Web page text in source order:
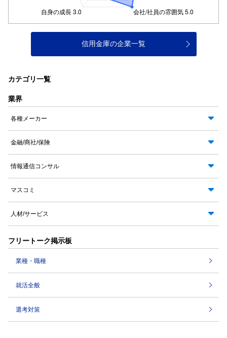
信用金庫の企業一覧
カテゴリ一覧
業界
各種メーカー
金融/商社/保険
情報通信コンサル
マスコミ
人材/サービス
フリートーク掲示板
業種・職種
就活全般
選考対策